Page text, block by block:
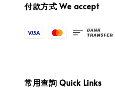
付款方式 We accept
常用查詢 Quick Links